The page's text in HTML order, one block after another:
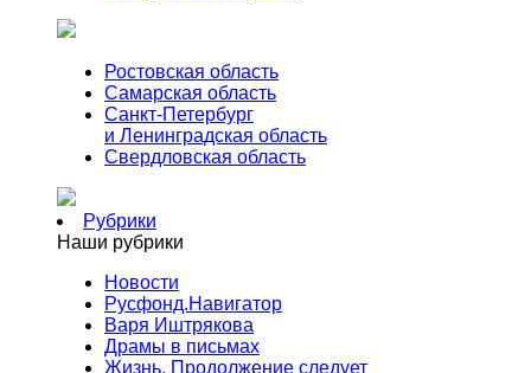
Ростовская область
Самарская область
Санкт-Петербург
и Ленинградская область
Свердловская область
Рубрики
Наши рубрики
Новости
Русфонд.Навигатор
Варя Иштрякова
Драмы в письмах
Жизнь. Продолжение следует